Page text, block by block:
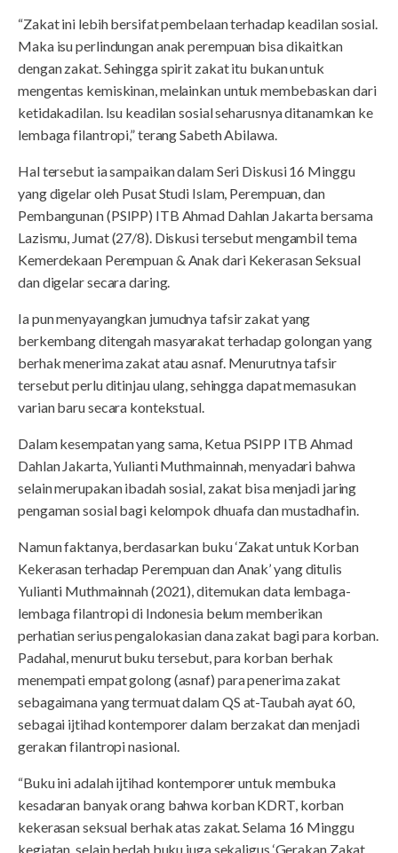
“Zakat ini lebih bersifat pembelaan terhadap keadilan sosial.
Maka isu perlindungan anak perempuan bisa dikaitkan
dengan zakat. Sehingga spirit zakat itu bukan untuk
mengentas kemiskinan, melainkan untuk membebaskan dari
ketidakadilan. Isu keadilan sosial seharusnya ditanamkan ke
lembaga filantropi,” terang Sabeth Abilawa.
Hal tersebut ia sampaikan dalam Seri Diskusi 16 Minggu
yang digelar oleh Pusat Studi Islam, Perempuan, dan
Pembangunan (PSIPP) ITB Ahmad Dahlan Jakarta bersama
Lazismu, Jumat (27/8). Diskusi tersebut mengambil tema
Kemerdekaan Perempuan & Anak dari Kekerasan Seksual
dan digelar secara daring.
Ia pun menyayangkan jumudnya tafsir zakat yang
berkembang ditengah masyarakat terhadap golongan yang
berhak menerima zakat atau asnaf. Menurutnya tafsir
tersebut perlu ditinjau ulang, sehingga dapat memasukan
varian baru secara kontekstual.
Dalam kesempatan yang sama, Ketua PSIPP ITB Ahmad
Dahlan Jakarta, Yulianti Muthmainnah, menyadari bahwa
selain merupakan ibadah sosial, zakat bisa menjadi jaring
pengaman sosial bagi kelompok dhuafa dan mustadhafin.
Namun faktanya, berdasarkan buku ‘Zakat untuk Korban
Kekerasan terhadap Perempuan dan Anak’ yang ditulis
Yulianti Muthmainnah (2021), ditemukan data lembaga-
lembaga filantropi di Indonesia belum memberikan
perhatian serius pengalokasian dana zakat bagi para korban.
Padahal, menurut buku tersebut, para korban berhak
menempati empat golong (asnaf) para penerima zakat
sebagaimana yang termuat dalam QS at-Taubah ayat 60,
sebagai ijtihad kontemporer dalam berzakat dan menjadi
gerakan filantropi nasional.
“Buku ini adalah ijtihad kontemporer untuk membuka
kesadaran banyak orang bahwa korban KDRT, korban
kekerasan seksual berhak atas zakat. Selama 16 Minggu
kegiatan, selain bedah buku juga sekaligus ‘Gerakan Zakat